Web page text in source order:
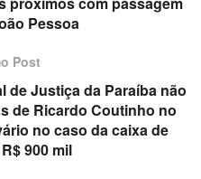
Pessoa
Post
de Justiça da Paraíba não
de Ricardo Coutinho no
no caso da caixa de
900 mil